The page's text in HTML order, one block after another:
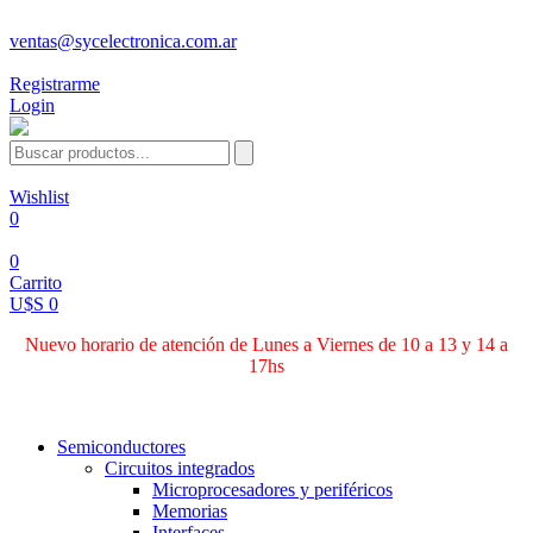
ventas@sycelectronica.com.ar
Registrarme
Login
Wishlist
0
0
Carrito
U$S 0
Nuevo horario de atención de Lunes a Viernes de 10 a 13 y 14 a
17hs
Semiconductores
Circuitos integrados
Microprocesadores y periféricos
Memorias